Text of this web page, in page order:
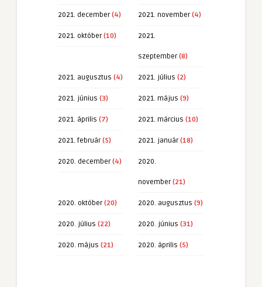
2021. december(4) 2021. november(4)
2021. október(10) 2021.
szeptember(8)
2021. augusztus (4) 2021. július (2)
2021. június (3) 2021. május (9)
2021. április (7) 2021. március (10)
2021. február(5) 2021. január(18)
2020. december(4) 2020.
november(21)
2020. október(20) 2020. augusztus (9)
2020. július (22) 2020. június (31)
2020. május (21) 2020. április (5)